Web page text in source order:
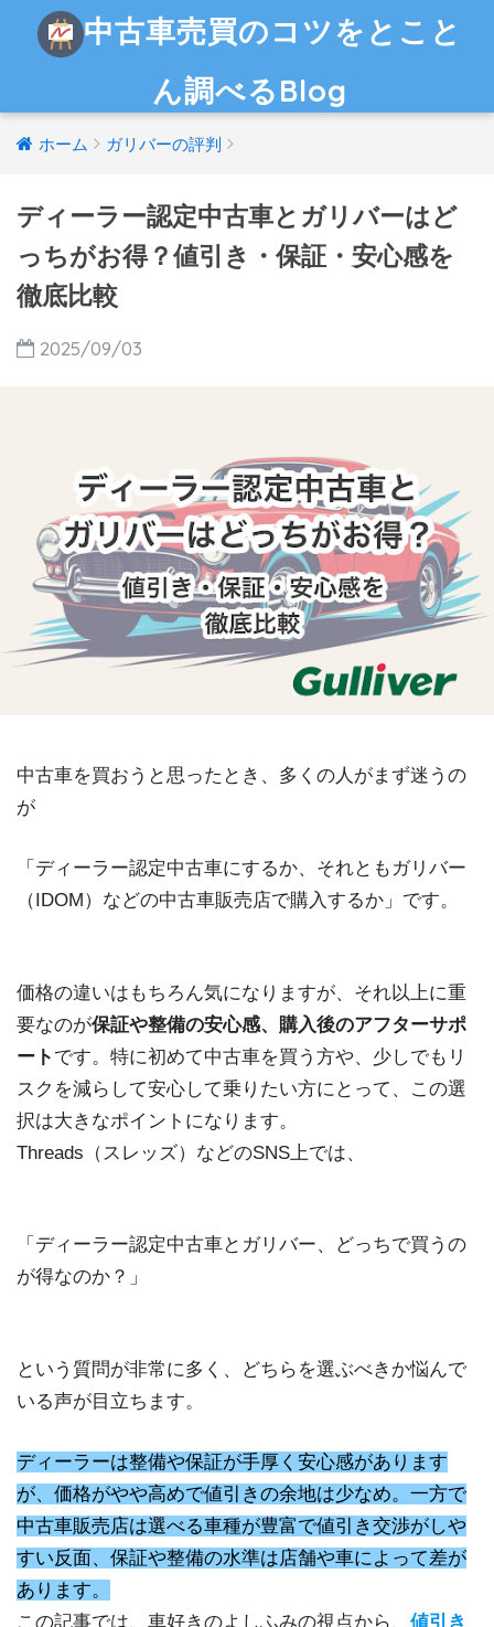
中古車売買のコツをとこと
ん調べるBlog
ホーム ガリバーの評判
ディーラー認定中古車とガリバーはど
っちがお得？値引き・保証・安心感を
徹底比較
2025/09/03
中古車を買おうと思ったとき、多くの人がまず迷うの
が
「ディーラー認定中古車にするか、それともガリバー
（IDOM）などの中古車販売店で購入するか」です。
価格の違いはもちろん気になりますが、それ以上に重
要なのが保証や整備の安心感、購入後のアフターサポ
ート です。特に初めて中古車を買う方や、少しでもリ
スクを減らして安心して乗りたい方にとって、この選
択は大きなポイントになります。
Threads（スレッズ）などのSNS上では、
「ディーラー認定中古車とガリバー、どっちで買うの
が得なのか？」
という質問が非常に多く、どちらを選ぶべきか悩んで
いる声が目立ちます。
ディーラーは整備や保証が手厚く安心感があります
が、価格がやや高めで値引きの余地は少なめ。一方で
中古車販売店は選べる車種が豊富で値引き交渉がしや
すい反面、保証や整備の水準は店舗や車によって差が
あります。
この記事では、車好きのよしふみの視点から、 値引き